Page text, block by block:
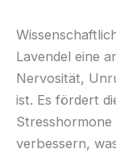
Lavendel eine
Nervosität,
ist. Es fördert
verbessern,